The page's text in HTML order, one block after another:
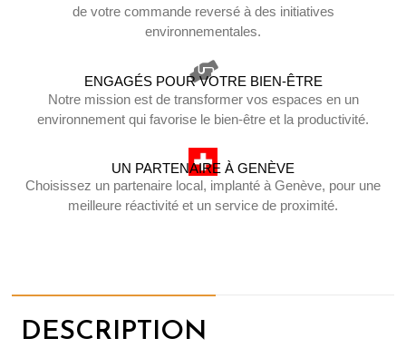
de votre commande reversé à des initiatives
environnementales.
ENGAGÉS POUR VOTRE BIEN-ÊTRE
Notre mission est de transformer vos espaces en un
environnement qui favorise le bien-être et la productivité.
UN PARTENAIRE À GENÈVE
Choisissez un partenaire local, implanté à Genève, pour une
meilleure réactivité et un service de proximité.
DESCRIPTION